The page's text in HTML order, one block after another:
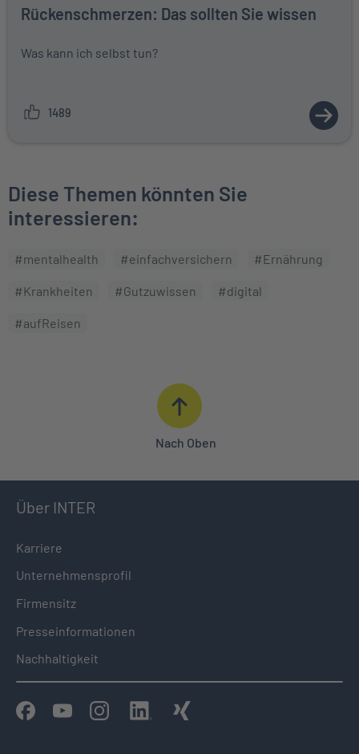
Rückenschmerzen: Das sollten Sie wissen
Was kann ich selbst tun?
1489
ZUM
Diese Themen könnten Sie
interessieren:
#mentalhealth #einfachversichern #Ernährung
#Krankheiten #Gutzuwissen #digital
#aufReisen
Nach Oben
Über INTER
Karriere
Unternehmensprofil
Firmensitz
Presseinformationen
Nachhaltigkeit